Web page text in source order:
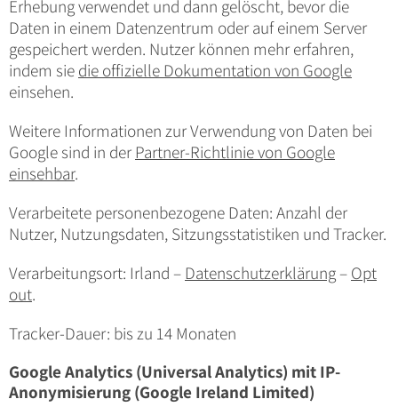
Erhebung verwendet und dann gelöscht, bevor die
Daten in einem Datenzentrum oder auf einem Server
gespeichert werden. Nutzer können mehr erfahren,
indem siedie offizielle Dokumentation von Google
einsehen.
Weitere Informationen zur Verwendung von Daten bei
Google sind in derPartner-Richtlinie von Google
einsehbar.
Verarbeitete personenbezogene Daten: Anzahl der
Nutzer, Nutzungsdaten, Sitzungsstatistiken und Tracker.
Verarbeitungsort: Irland –Datenschutzerklärung–Opt
out.
Tracker-Dauer: bis zu 14 Monaten
Google Analytics (Universal Analytics) mit IP-
Anonymisierung (Google Ireland Limited)